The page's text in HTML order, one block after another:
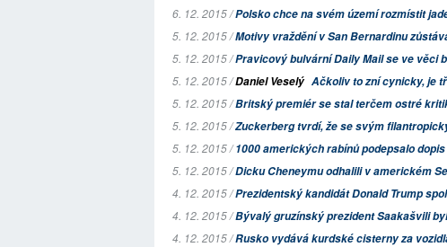
6. 12. 2015 /Polsko chce na svém území rozmístit
5. 12. 2015 /Motivy vraždění v San Bernardinu
5. 12. 2015 /Pravicový bulvární Daily Mail se ve věci
5. 12. 2015 /Daniel Veselý Ačkoliv to zní cynicky, je
5. 12. 2015 /Britský premiér se stal terčem ostré
5. 12. 2015 /Zuckerberg tvrdí, že se svým
5. 12. 2015 /1000 amerických rabínů podepsalo
5. 12. 2015 /Dicku Cheneymu odhalili v americkém
4. 12. 2015 /Prezidentský kandidát Donald Trump
4. 12. 2015 /Bývalý gruzínský prezident Saakašvili
4. 12. 2015 /Rusko vydává kurdské cisterny za